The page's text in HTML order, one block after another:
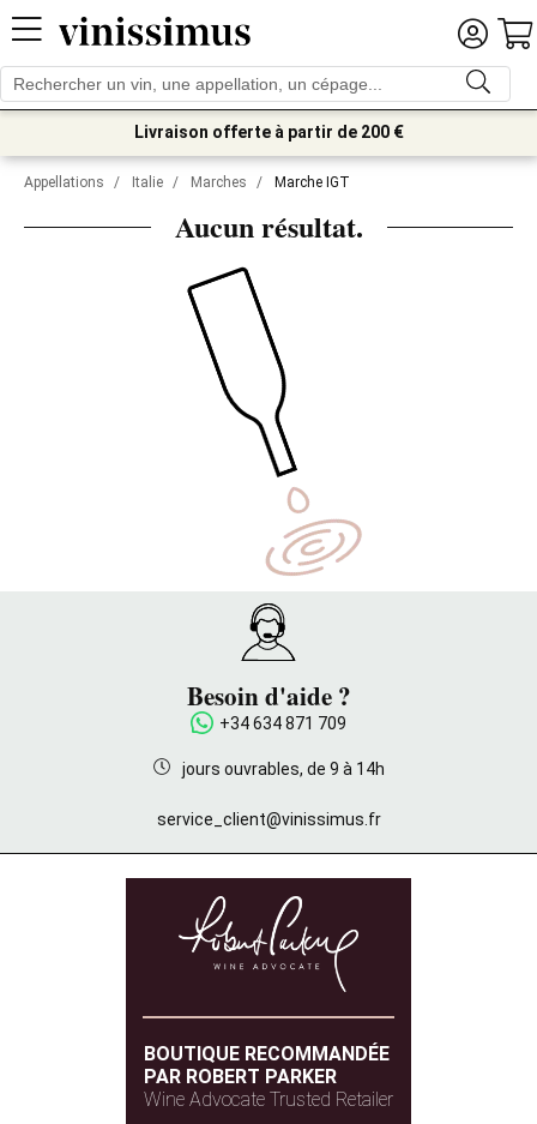
Livraison offerte à partir de 200 €
Appellations / Italie / Marches / Marche IGT
Aucun résultat.
Besoin d'aide ?
+34 634 871 709
jours ouvrables, de 9 à 14h
service_client@vinissimus.fr
BOUTIQUE RECOMMANDÉE
PAR ROBERT PARKER
Wine Advocate Trusted Retailer